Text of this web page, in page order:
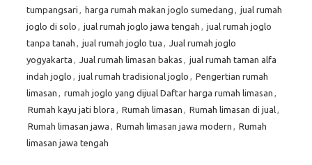
tumpangsari , harga rumah makan joglo sumedang , jual rumah
joglo di solo , jual rumah joglo jawa tengah , jual rumah joglo
tanpa tanah , jual rumah joglo tua , Jual rumah joglo
yogyakarta , Jual rumah limasan bakas , jual rumah taman alfa
indah joglo , jual rumah tradisional joglo , Pengertian rumah
limasan , rumah joglo yang dijual Daftar harga rumah limasan ,
Rumah kayu jati blora , Rumah limasan , Rumah limasan di jual,
Rumah limasan jawa , Rumah limasan jawa modern , Rumah
limasan jawa tengah